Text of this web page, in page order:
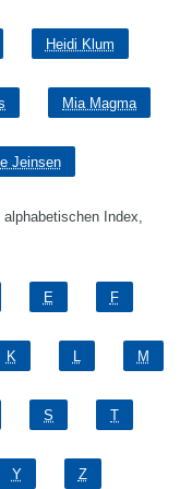
Heidi Klum
Mia Magma
Jeinsen
Index,
E F
K L M
S T
Y Z